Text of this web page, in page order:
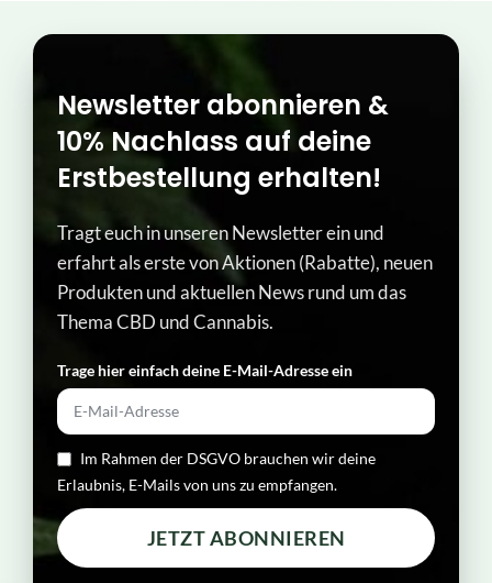
Newsletter abonnieren &
10% Nachlass auf deine
Erstbestellung erhalten!
Tragt euch in unseren Newsletter ein und
erfahrt als erste von Aktionen (Rabatte), neuen
Produkten und aktuellen News rund um das
Thema CBD und Cannabis.
Trage hier einfach deine E-Mail-Adresse ein​
Im Rahmen der DSGVO brauchen wir deine
Erlaubnis, E-Mails von uns zu empfangen.
JETZT ABONNIEREN